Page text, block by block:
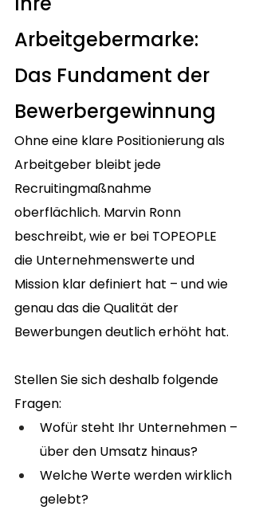
Arbeitgebermarke:
Das Fundament der
Bewerbergewinnung
Ohne eine klare Positionierung als
Arbeitgeber bleibt jede
Recruitingmaßnahme
oberflächlich. Marvin Ronn
beschreibt, wie er bei TOPEOPLE
die Unternehmenswerte und
Mission klar definiert hat – und wie
genau das die Qualität der
Bewerbungen deutlich erhöht hat.
Stellen Sie sich deshalb folgende
Fragen:
Wofür steht Ihr Unternehmen –
über den Umsatz hinaus?
Welche Werte werden wirklich
gelebt?